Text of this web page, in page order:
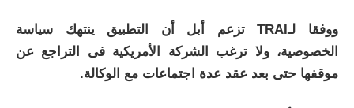
ووفقا لـTRAIتزعم أبل أن التطبيق ينتهك سياسة
الخصوصية، ولا ترغب الشركة الأمريكية فى التراجع عن
موقفها حتى بعد عقد عدة اجتماعات مع الوكالة.